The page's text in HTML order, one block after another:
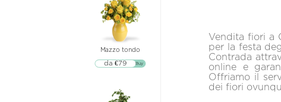
Mazzo tondo
▷▷ Buy
da €79
Vendita fiori a
per la festa
Contrada
online e
Offriamo il
dei fiori